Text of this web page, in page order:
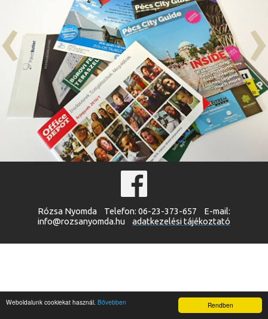
Rendben
Weboldalunk cookiekat használ. Bővebben
‹ ›
Rózsa Nyomda Telefon: 06-23-373-657 E-mail:
info@rozsanyomda.hu adatkezelési tájékoztató